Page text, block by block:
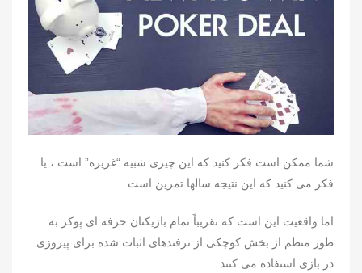
شما ممکن است فکر کنید که این چیزی شبیه “غریزه” است ، یا
فکر می کنید که این نتیجه سالها تمرین است.
اما واقعیت این است که تقریباً تمام بازیکنان حرفه ای پوکر به
طور منظم از بخش کوچکی از ترفندهای اثبات شده برای پیروزی
در بازی استفاده می کنند.